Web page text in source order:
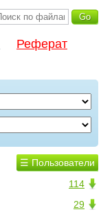
Реферат
☰ Пользователи
114
29